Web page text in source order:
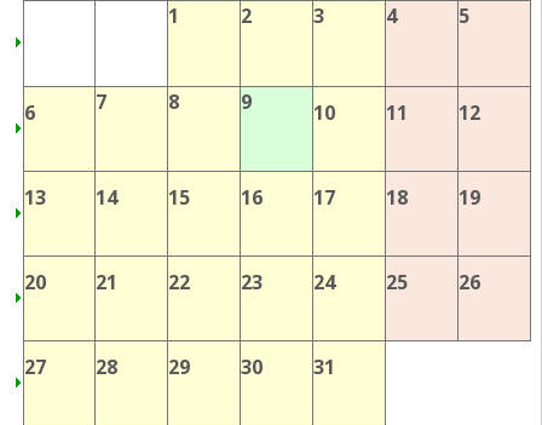
1
2 3 4 5
6 7 8 9 10 11 12
13 14 15 16 17 18 19
20 21 22 23 24 25 26
27 28 29 30 31